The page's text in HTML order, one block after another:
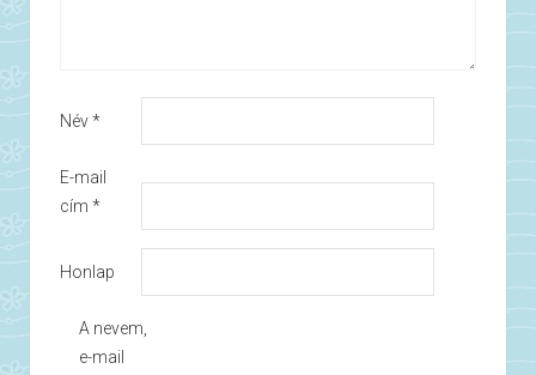
Név*
E-mail
cím *
Honlap
A nevem,
e-mail